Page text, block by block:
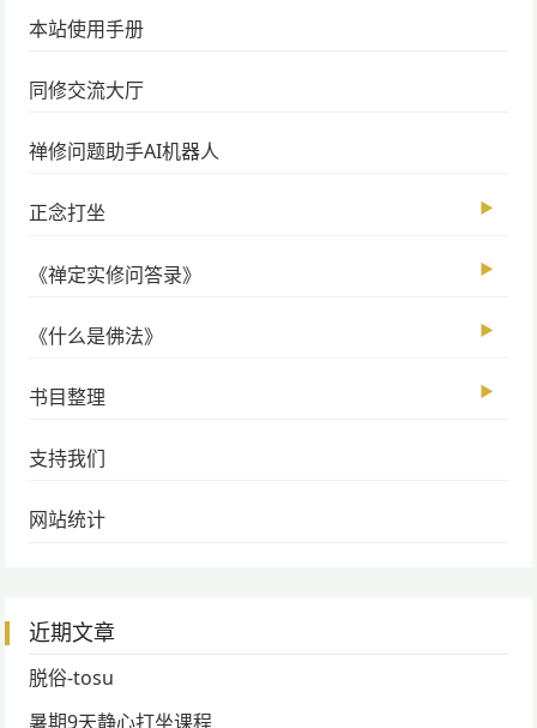
本站使用手册
同修交流大厅
禅修问题助手AI机器人
正念打坐 ▶
《禅定实修问答录》 ▶
《什么是佛法》 ▶
书目整理 ▶
支持我们
网站统计
近期文章
脱俗-tosu
暑期9天静心打坐课程